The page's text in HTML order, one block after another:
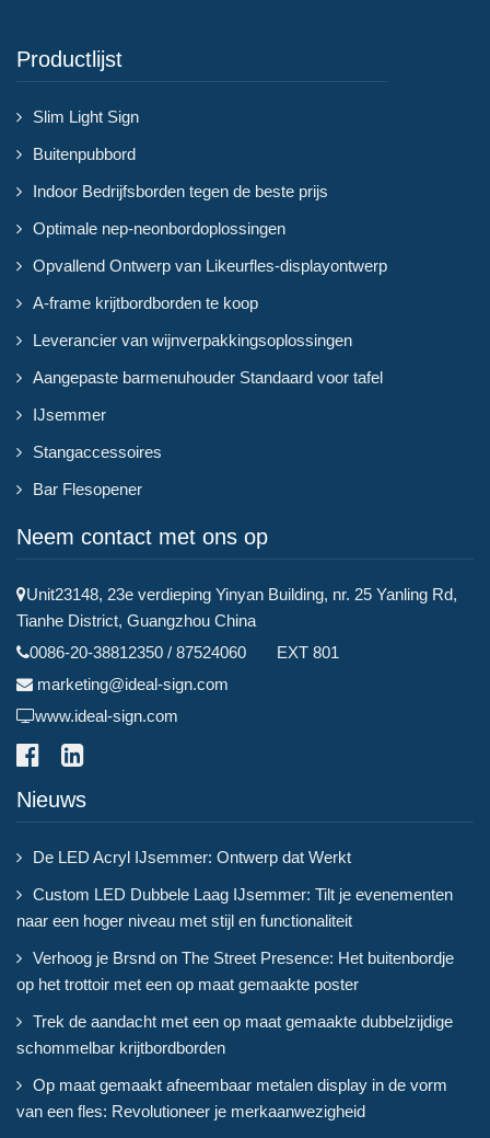
Productlijst
Slim Light Sign
Buitenpubbord
Indoor Bedrijfsborden tegen de beste prijs
Optimale nep-neonbordoplossingen
Opvallend Ontwerp van Likeurfles-displayontwerp
A-frame krijtbordborden te koop
Leverancier van wijnverpakkingsoplossingen
Aangepaste barmenuhouder Standaard voor tafel
IJsemmer
Stangaccessoires
Bar Flesopener
Neem contact met ons op
Unit23148, 23e verdieping Yinyan Building, nr. 25 Yanling Rd,
Tianhe District, Guangzhou China
0086-20-38812350 / 87524060 EXT 801
marketing@ideal-sign.com
www.ideal-sign.com
Nieuws
De LED Acryl IJsemmer: Ontwerp dat Werkt
Custom LED Dubbele Laag IJsemmer: Tilt je evenementen
naar een hoger niveau met stijl en functionaliteit
Verhoog je Brsnd on The Street Presence: Het buitenbordje
op het trottoir met een op maat gemaakte poster
Trek de aandacht met een op maat gemaakte dubbelzijdige
schommelbar krijtbordborden
Op maat gemaakt afneembaar metalen display in de vorm
van een fles: Revolutioneer je merkaanwezigheid